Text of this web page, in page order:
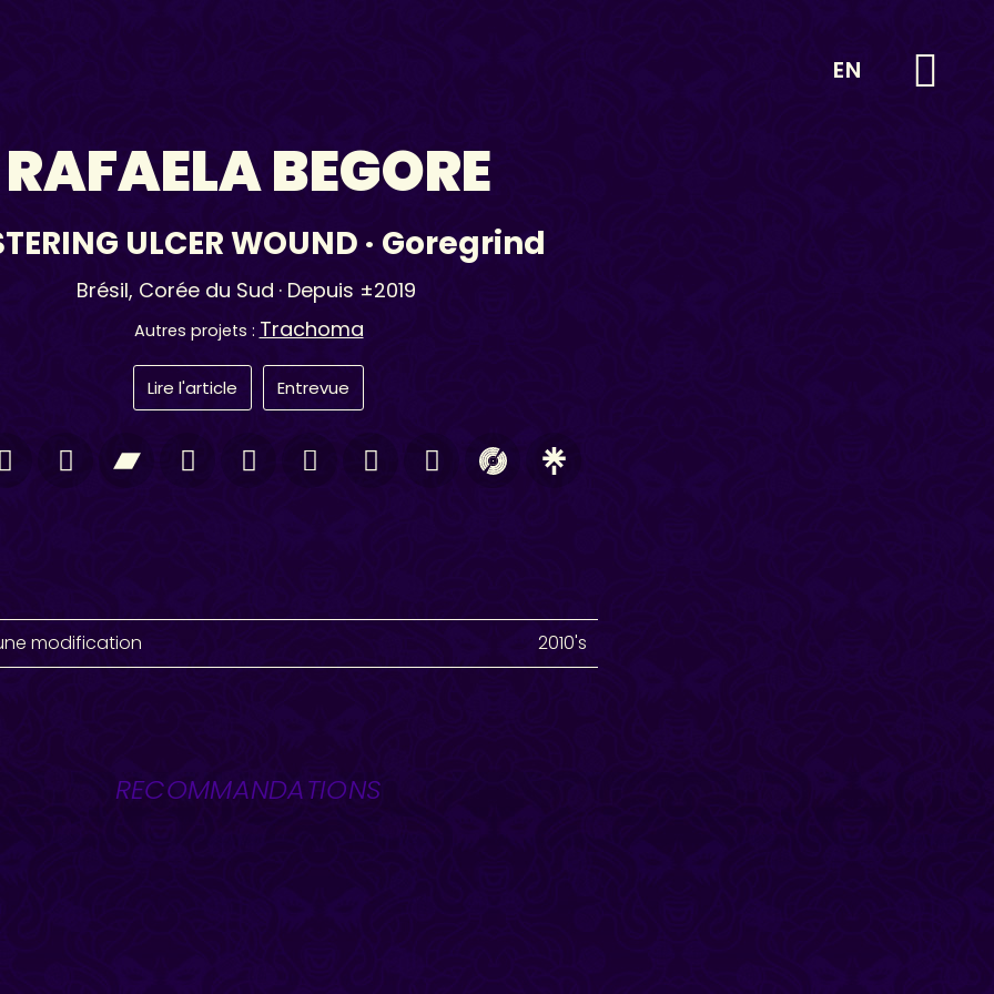
EN
RAFAELA BEGORE
ULCER WOUND · Goregrind
Brésil, Corée du Sud · Depuis ±2019
Autres projets : Trachoma
Lire l'article Entrevue
modification 2010's
RECOMMANDATIONS